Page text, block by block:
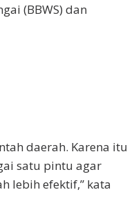
(BBWS) dan
daerah. Karena itu
satu pintu agar
lebih efektif,” kata